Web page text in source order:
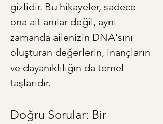
gizlidir. Bu hikayeler, sadece
ona ait anılar değil, aynı
zamanda ailenizin DNA'sını
oluşturan değerlerin, inançların
ve dayanıklılığın da temel
taşlarıdır.
Doğru Sorular: Bir